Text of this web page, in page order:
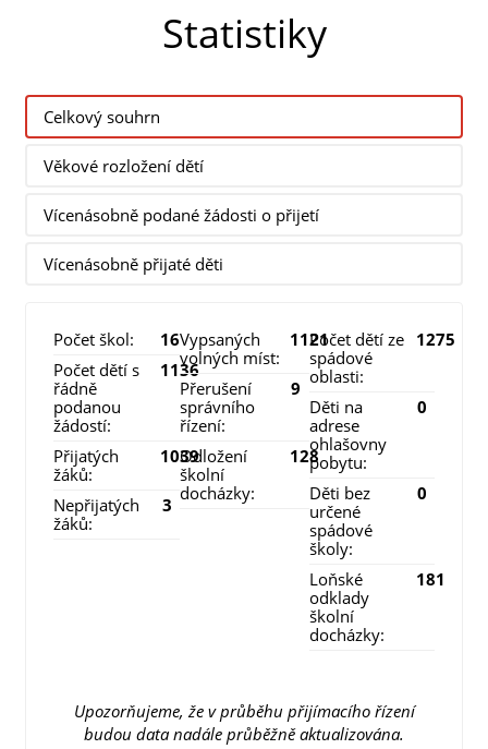
Statistiky
Celkový souhrn
Věkové rozložení dětí
Vícenásobně podané žádosti o přijetí
Vícenásobně přijaté děti
Počet škol:
16
Počet dětí s
řádně
podanou
žádostí:
1136
Přijatých
žáků:
1039
Nepřijatých
žáků:
3
Vypsaných
volných míst:
1121
Přerušení
správního
řízení:
9
Odložení
školní
docházky:
128
Počet dětí ze
spádové
oblasti:
1275
Děti na
adrese
ohlašovny
pobytu:
0
Děti bez
určené
spádové
školy:
0
Loňské
odklady
školní
docházky:
181
Upozorňujeme, že v průběhu přijímacího řízení
budou data nadále průběžně aktualizována.